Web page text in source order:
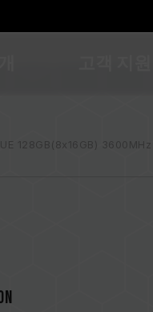
128GB(8x16GB) 3600MHz